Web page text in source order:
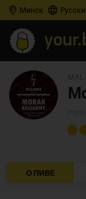
Минск
О ПИВЕ